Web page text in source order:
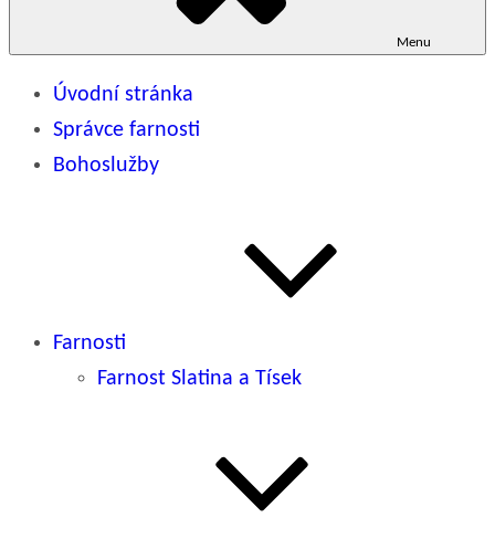
Menu
Úvodní stránka
Správce farnosti
Bohoslužby
Farnosti
Farnost Slatina a Tísek